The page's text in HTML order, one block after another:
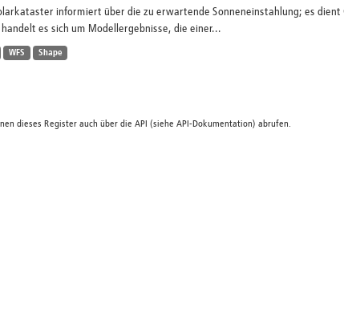
informiert über die zu erwartende Sonneneinstahlung; es
handelt es sich um Modellergebnisse, die einer...
WFS Shape
dieses Register auch über die API (siehe API-Dokumentation) abrufen.